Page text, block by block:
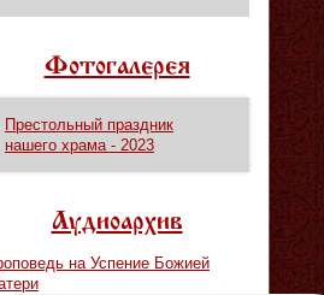
Фотогалерея
Престольный праздник
нашего храма - 2023
Аудиоархив
на Успение Божией